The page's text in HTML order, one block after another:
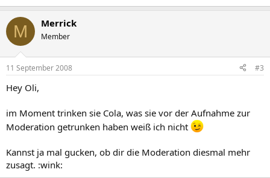
M Merrick
Member
11 September 2008 #3
Hey Oli,
im Moment trinken sie Cola, was sie vor der Aufnahme zur
Moderation getrunken haben weiß ich nicht
Kannst ja mal gucken, ob dir die Moderation diesmal mehr
zusagt. :wink: